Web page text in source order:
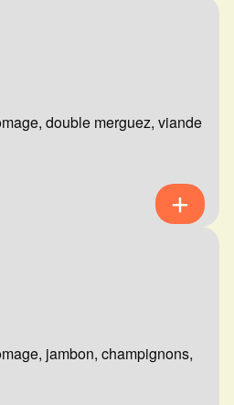
double merguez, viande
jambon, champignons,